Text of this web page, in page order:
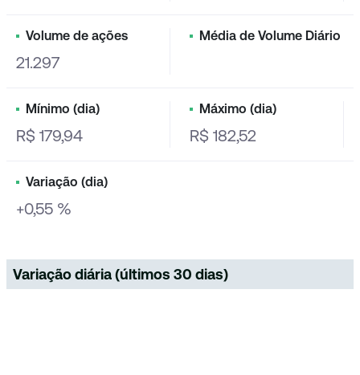
Volume de ações
21.297
Média de Volume Diário
Mínimo (dia)
R$ 179,94
Máximo (dia)
R$ 182,52
Variação (dia)
+0,55 %
Variação diária (últimos 30 dias)